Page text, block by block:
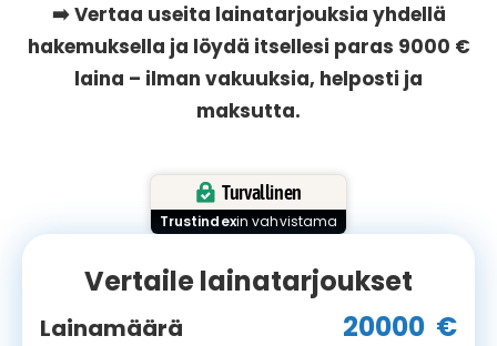
➡️ Vertaa useita lainatarjouksia yhdellä
hakemuksella ja löydä itsellesi paras 9000 €
laina – ilman vakuuksia, helposti ja
maksutta.
Turvallinen
Trustindexin vahvistama
Vertaile lainatarjoukset
Lainamäärä 20000 €